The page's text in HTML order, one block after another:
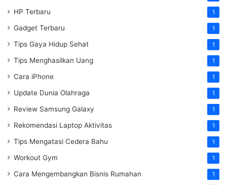
HP Terbaru 1
Gadget Terbaru 1
Tips Gaya Hidup Sehat 1
Tips Menghasilkan Uang 1
Cara iPhone 1
Update Dunia Olahraga 1
Review Samsung Galaxy 1
Rekomendasi Laptop Aktivitas 1
Tips Mengatasi Cedera Bahu 1
Workout Gym 1
Cara Mengembangkan Bisnis Rumahan 1